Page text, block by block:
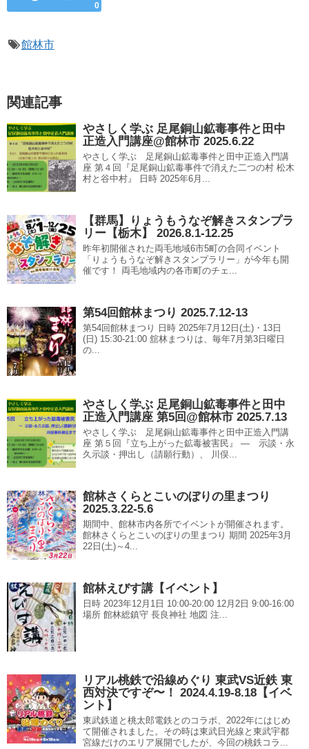
0
館林市
関連記事
やさしく学ぶ 足尾銅山鉱毒事件と田中
正造入門講座@館林市 2025.6.22
やさしく学ぶ 足尾銅山鉱毒事件と田中正造入門講
座 第４回『足尾銅山鉱毒事件で消えた二つの村 松木
村と谷中村』 日時 2025年6月...
【群馬】りょうもうなぞ解きスタンプラ
リー【栃木】 2026.8.1-12.25
昨年初開催された両毛地域6市5町の合同イベント
「りょうもうなぞ解きスタンプラリー」が今年も開
催です！ 両毛地域内の各市町のチェ...
第54回館林まつり 2025.7.12-13
第54回館林まつり 日時 2025年7月12日(土)・13日
(日) 15:30-21:00 舘林まつりは、毎年7月第3日曜日
の...
やさしく学ぶ 足尾銅山鉱毒事件と田中
正造入門講座 第5回@館林市 2025.7.13
やさしく学ぶ 足尾銅山鉱毒事件と田中正造入門講
座 第５回『立ち上がった鉱毒被害民』 ― 示談・永
久示談・押出し（請願行動）、 川俣...
館林さくらとこいのぼりの里まつり
2025.3.22-5.6
期間中、館林市内各所でイベントが開催されます。
館林さくらとこいのぼりの里まつり 期間 2025年3月
22日(土)～4...
館林えびす講【イベント】
日時 2023年12月1日 10:00-20:00 12月2日 9:00-16:00
場所 館林総鎮守 長良神社 地図 注...
リアル桃鉄で沿線めぐり 東武VS近鉄 東
西対決ですぞ〜！ 2024.4.19-8.18【イベ
ント】
東武鉄道と桃太郎電鉄とのコラボ、2022年にはじめ
て開催されました。その時は東武日光線と東武宇都
宮線だけのエリア展開でしたが、今回の桃鉄コラ...